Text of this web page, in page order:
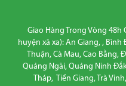
Giao Hàng Trong Vòng 48h
huyện xã xa): An Giang, ,
Thuận, Cà Mau, Cao Bằng,
Quảng Ngãi, Quảng Ninh
Tháp, Tiền Giang, Trà